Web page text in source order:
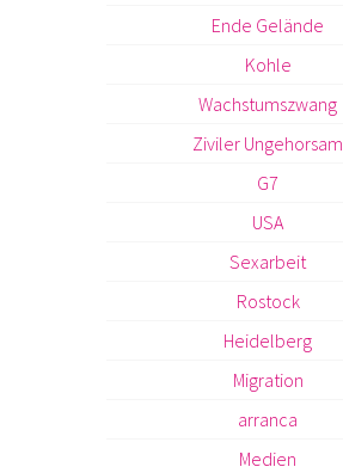
Ende Gelände
Kohle
Wachstumszwang
Ziviler Ungehorsam
G7
USA
Sexarbeit
Rostock
Heidelberg
Migration
arranca
Medien